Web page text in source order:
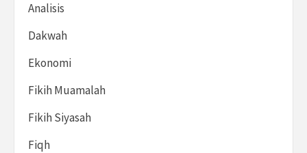
Analisis
Dakwah
Ekonomi
Fikih Muamalah
Fikih Siyasah
Fiqh